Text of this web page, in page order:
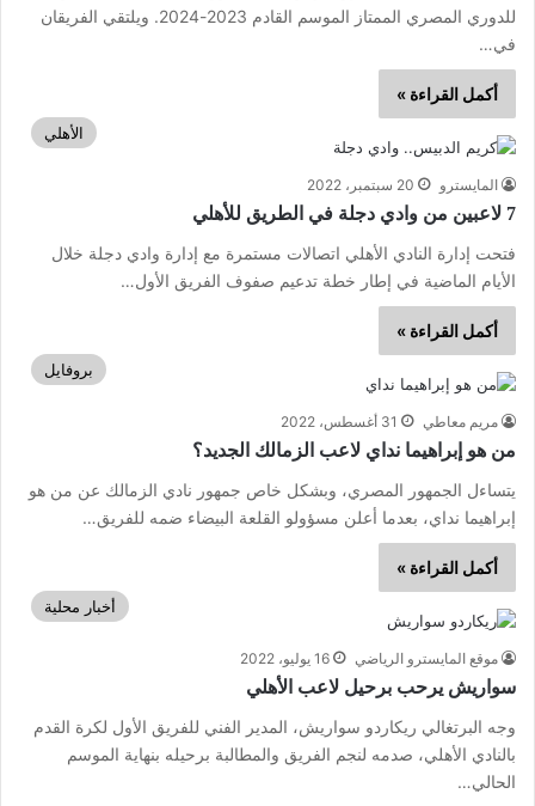
للدوري المصري الممتاز الموسم القادم 2023-2024. ويلتقي الفريقان
في…
أكمل القراءة »
الأهلي
المايسترو 20 سبتمبر، 2022
7 لاعبين من وادي دجلة في الطريق للأهلي
فتحت إدارة النادي الأهلي اتصالات مستمرة مع إدارة وادي دجلة خلال
الأيام الماضية في إطار خطة تدعيم صفوف الفريق الأول…
أكمل القراءة »
بروفايل
مريم معاطي 31 أغسطس، 2022
من هو إبراهيما نداي لاعب الزمالك الجديد؟
يتساءل الجمهور المصري، وبشكل خاص جمهور نادي الزمالك عن من هو
إبراهيما نداي، بعدما أعلن مسؤولو القلعة البيضاء ضمه للفريق…
أكمل القراءة »
أخبار محلية
موقع المايسترو الرياضي 16 يوليو، 2022
سواريش يرحب برحيل لاعب الأهلي
وجه البرتغالي ريكاردو سواريش، المدير الفني للفريق الأول لكرة القدم
بالنادي الأهلي، صدمه لنجم الفريق والمطالبة برحيله بنهاية الموسم
الحالي…